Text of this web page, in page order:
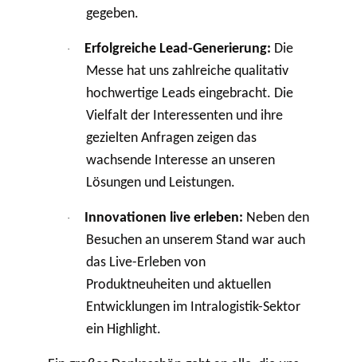
gegeben.
· Erfolgreiche Lead-Generierung: Die
Messe hat uns zahlreiche qualitativ
hochwertige Leads eingebracht. Die
Vielfalt der Interessenten und ihre
gezielten Anfragen zeigen das
wachsende Interesse an unseren
Lösungen und Leistungen.
· Innovationen live erleben: Neben den
Besuchen an unserem Stand war auch
das Live-Erleben von
Produktneuheiten und aktuellen
Entwicklungen im Intralogistik-Sektor
ein Highlight.